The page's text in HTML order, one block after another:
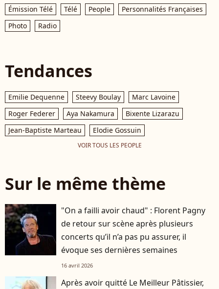
Émission Télé Télé People
Personnalités Françaises
Photo
Radio
Tendances
Emilie Dequenne Steevy Boulay
Marc Lavoine
Roger Federer
Aya Nakamura
Bixente Lizarazu
Jean-Baptiste Marteau
Elodie Gossuin
VOIR TOUS LES PEOPLE
Sur le même thème
"On a failli avoir chaud" : Florent Pagny
de retour sur scène après plusieurs
concerts qu’il n’a pas pu assurer, il
évoque ses dernières semaines
16 avril 2026
Après avoir quitté Le Meilleur Pâtissier,